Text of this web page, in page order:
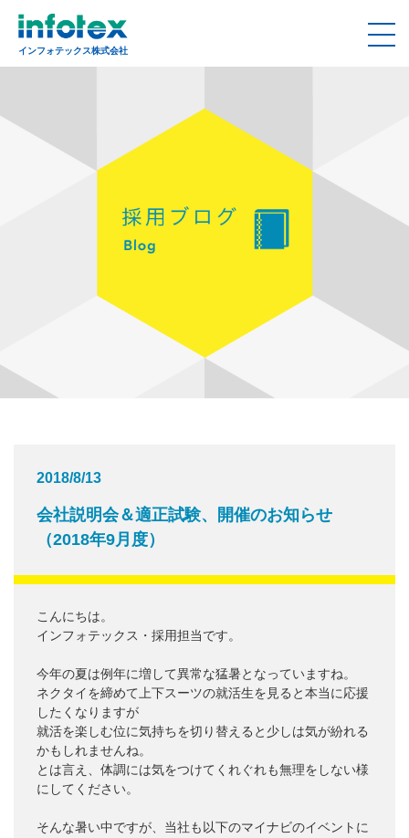
インフォテックス株式会社
2018/8/13
会社説明会＆適正試験、開催のお知らせ
（2018年9月度）
こんにちは。
インフォテックス・採用担当です。
今年の夏は例年に増して異常な猛暑となっていますね。
ネクタイを締めて上下スーツの就活生を見ると本当に応援
したくなりますが
就活を楽しむ位に気持ちを切り替えると少しは気が紛れる
かもしれませんね。
とは言え、体調には気をつけてくれぐれも無理をしない様
にしてください。
そんな暑い中ですが、当社も以下のマイナビのイベントに